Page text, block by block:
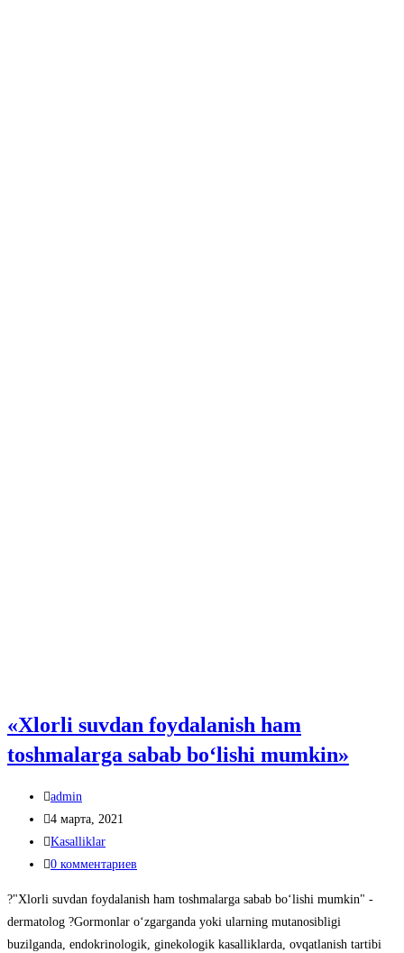
«Xlorli suvdan foydalanish ham
toshmalarga sabab bo‘lishi mumkin»
Автор
записи:
admin
Запись
опубликована:
4 марта, 2021
Рубрика
записи:
Kasalliklar
Комментарии
0 комментариев
?"Xlorli suvdan foydalanish ham toshmalarga sabab bo‘lishi mumkin" -
dermatolog ?Gormonlar o‘zgarganda yoki ularning mutanosibligi
buzilganda, endokrinologik, ginekologik kasalliklarda, ovqatlanish tartibi